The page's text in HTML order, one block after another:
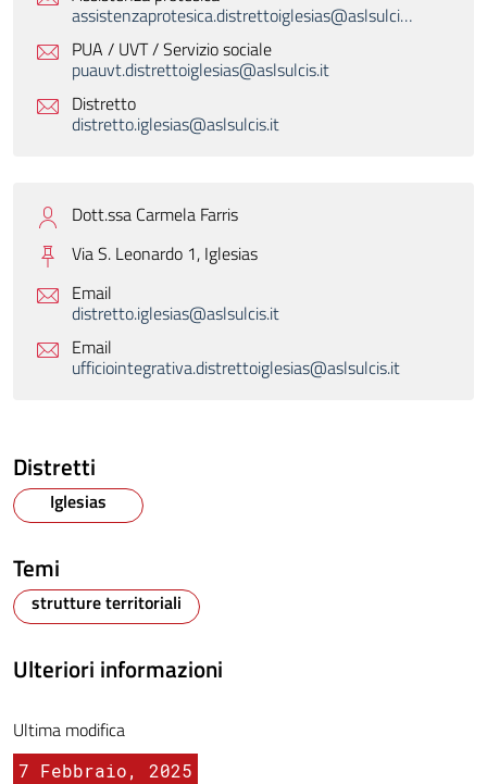
assistenzaprotesica.distrettoiglesias@aslsulcis.it
PUA / UVT / Servizio sociale
puauvt.distrettoiglesias@aslsulcis.it
Distretto
distretto.iglesias@aslsulcis.it
Dott.ssa Carmela Farris
Via S. Leonardo 1, Iglesias
Email
distretto.iglesias@aslsulcis.it
Email
ufficiointegrativa.distrettoiglesias@aslsulcis.it
Distretti
Iglesias
Temi
strutture territoriali
Ulteriori informazioni
Ultima modifica
7 Febbraio, 2025